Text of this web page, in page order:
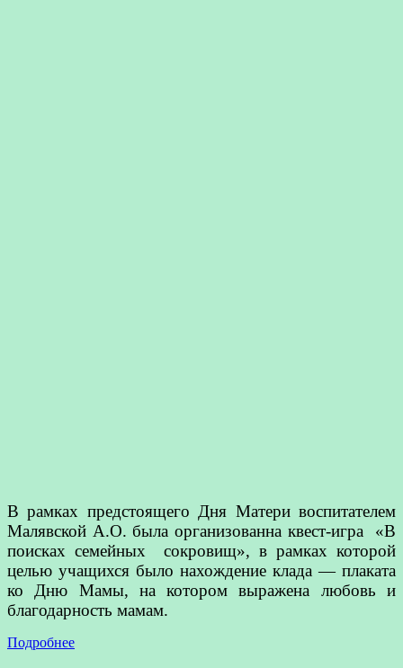
В рамках предстоящего Дня Матери воспитателем
Малявской А.О. была организованна квест-игра «В
поисках семейных сокровищ», в рамках которой
целью учащихся было нахождение клада — плаката
ко Дню Мамы, на котором выражена любовь и
благодарность мамам.
Подробнее